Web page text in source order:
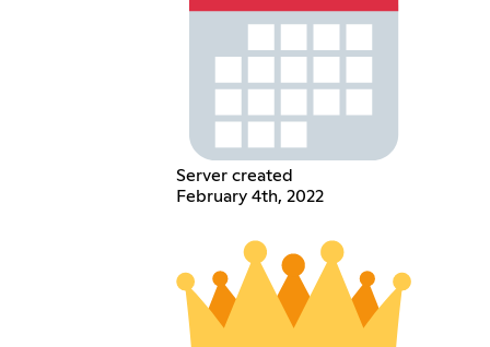
Server created
February 4th, 2022